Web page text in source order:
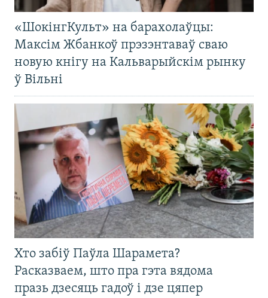
«ШокінгКульт» на барахолаўцы:
Максім Жбанкоў прэзэнтаваў сваю
новую кнігу на Кальварыйскім рынку
ў Вільні
Хто забіў Паўла Шарамета?
Расказваем, што пра гэта вядома
празь дзесяць гадоў і дзе цяпер